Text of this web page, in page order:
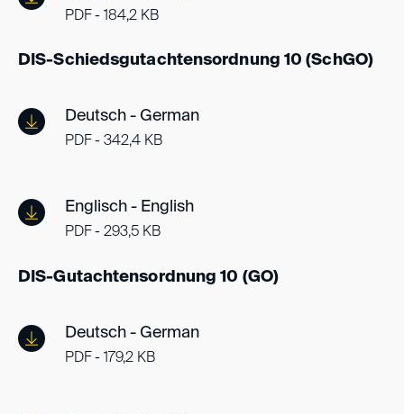
PDF - 184,2 KB
DIS-Schiedsgutachtensordnung 10 (SchGO)
Deutsch - German
PDF - 342,4 KB
Englisch - English
PDF - 293,5 KB
DIS-Gutachtensordnung 10 (GO)
Deutsch - German
PDF - 179,2 KB